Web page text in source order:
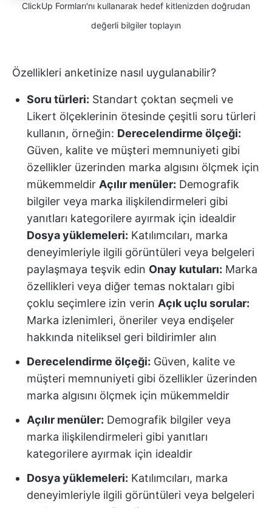
ClickUp Formları'nı kullanarak hedef kitlenizden doğrudan
değerli bilgiler toplayın
Özellikleri anketinize nasıl uygulanabilir?
Soru türleri: Standart çoktan seçmeli ve
Likert ölçeklerinin ötesinde çeşitli soru türleri
kullanın, örneğin: Derecelendirme ölçeği:
Güven, kalite ve müşteri memnuniyeti gibi
özellikler üzerinden marka algısını ölçmek için
mükemmeldir Açılır menüler: Demografik
bilgiler veya marka ilişkilendirmeleri gibi
yanıtları kategorilere ayırmak için idealdir
Dosya yüklemeleri: Katılımcıları, marka
deneyimleriyle ilgili görüntüleri veya belgeleri
paylaşmaya teşvik edin Onay kutuları: Marka
özellikleri veya diğer temas noktaları gibi
çoklu seçimlere izin verin Açık uçlu sorular:
Marka izlenimleri, öneriler veya endişeler
hakkında niteliksel geri bildirimler alın
Derecelendirme ölçeği: Güven, kalite ve
müşteri memnuniyeti gibi özellikler üzerinden
marka algısını ölçmek için mükemmeldir
Açılır menüler: Demografik bilgiler veya
marka ilişkilendirmeleri gibi yanıtları
kategorilere ayırmak için idealdir
Dosya yüklemeleri: Katılımcıları, marka
deneyimleriyle ilgili görüntüleri veya belgeleri